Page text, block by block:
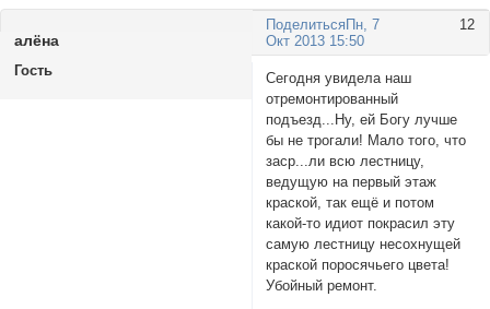
Поделиться 12
Пн, 7
Окт 2013 15:50
алёнa
Гость
Сегодня увидела наш
отремонтированный
подъезд...Ну, ей Богу лучше
бы не трогали! Мало того, что
заср...ли всю лестницу,
ведущую на первый этаж
краской, так ещё и потом
какой-то идиот покрасил эту
самую лестницу несохнущей
краской поросячьего цвета!
Убойный ремонт.